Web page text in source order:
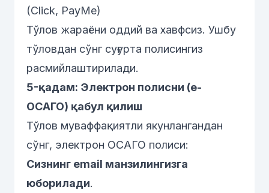
(Click, PayMe)
Тўлов жараёни оддий ва хавфсиз. Ушбу
тўловдан сўнг суғурта полисингиз
расмийлаштирилади.
5-қадам: Электрон полисни (е-
ОСАГО) қабул қилиш
Тўлов муваффақиятли якунлангандан
сўнг, электрон ОСАГО полиси:
Сизнинг email манзилингизга
юборилади.